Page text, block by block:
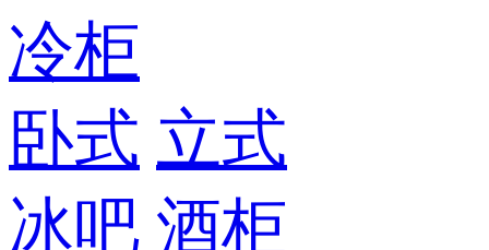
冷柜
卧式 立式
冰吧 酒柜